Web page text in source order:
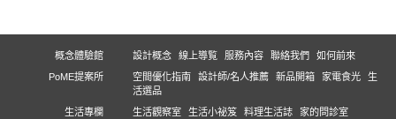
概念體驗館 設計概念 線上導覧 服務內容 聯絡我們
如何前來
PoME提案所
空間優化指南 設計師/名人推薦 新品開箱 家電食光
生
活選品
生活專欄
生活觀察室 生活小祕笈 料理生活誌
家的問診室